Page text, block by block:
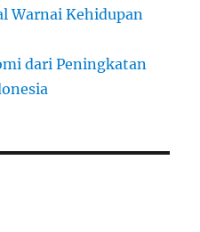
Warnai Kehidupan
dari Peningkatan